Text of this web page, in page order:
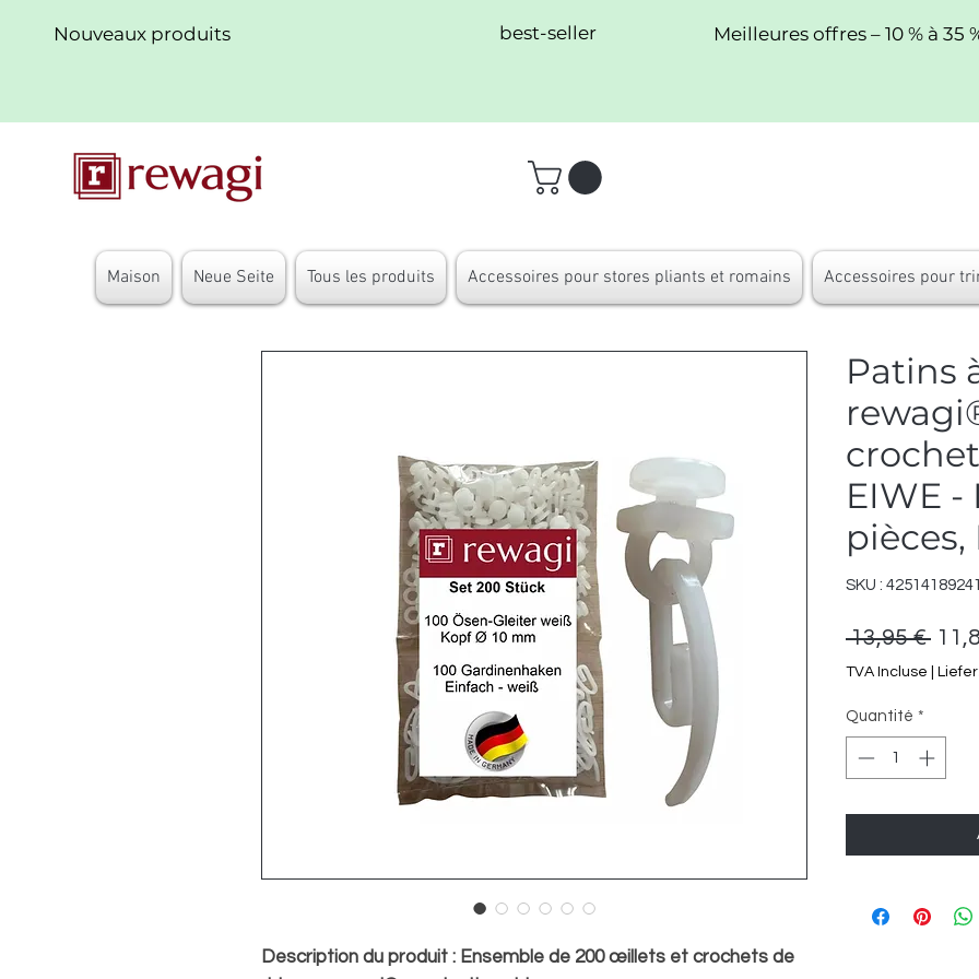
Nouveaux produits best-seller Meilleures offres – 10 % à 35
Maison Neue Seite Tous les produits Accessoires pour stores pliants et romains Accessoires pour
Description du produit : Ensemble de 200 œillets et crochets de
Patins
EIWE -
pièces,
SKU :
13,95 € Prix
TVA Incluse
Quantité *